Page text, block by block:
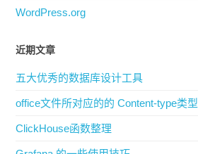
WordPress.org
近期文章
五大优秀的数据库设计工具
office文件所对应的的 Content-type类型
ClickHouse函数整理